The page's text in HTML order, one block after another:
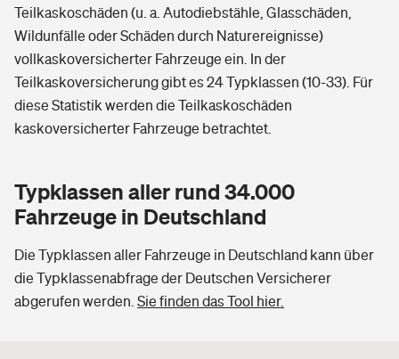
Teilkaskoschäden (u. a. Autodiebstähle, Glasschäden,
Wildunfälle oder Schäden durch Naturereignisse)
vollkaskoversicherter Fahrzeuge ein. In der
Teilkaskoversicherung gibt es 24 Typklassen (10-33). Für
diese Statistik werden die Teilkaskoschäden
kaskoversicherter Fahrzeuge betrachtet.
Typklassen aller rund 34.000
Fahrzeuge in Deutschland
Die Typklassen aller Fahrzeuge in Deutschland kann über
die Typklassenabfrage der Deutschen Versicherer
abgerufen werden. Sie finden das Tool hier.